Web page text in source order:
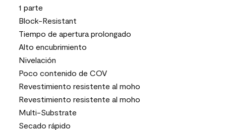
1 parte
Block-Resistant
Tiempo de apertura prolongado
Alto encubrimiento
Nivelación
Poco contenido de COV
Revestimiento resistente al moho
Revestimiento resistente al moho
Multi-Substrate
Secado rápido